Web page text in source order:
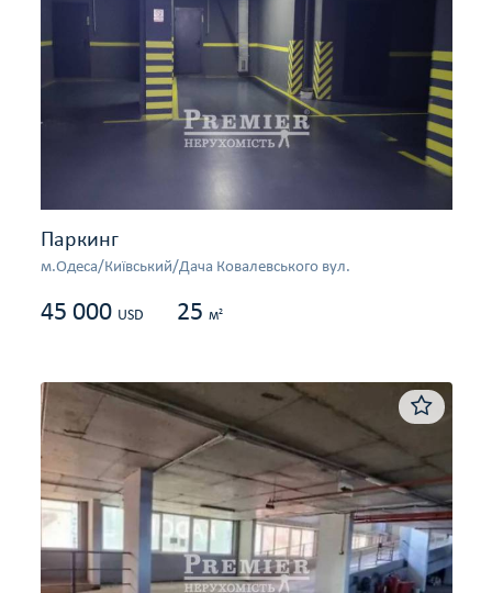
Паркинг
м.Одеса/Київський/Дача Ковалевського вул.
45 000 USD 25 м2